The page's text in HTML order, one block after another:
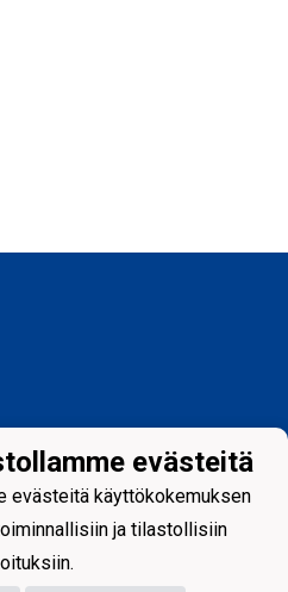
evästeitä
evästeitä käyttökokemuksen
ja tilastollisiin